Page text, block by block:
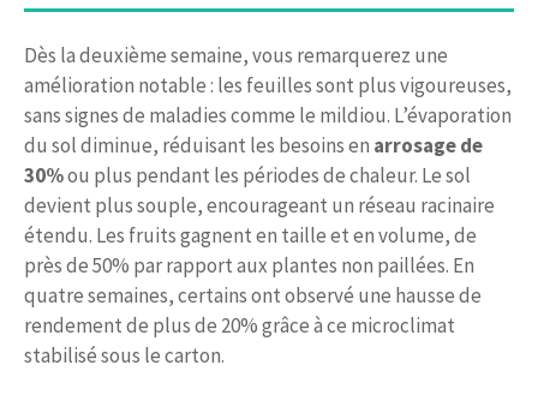
Dès la deuxième semaine, vous remarquerez une
amélioration notable : les feuilles sont plus vigoureuses,
sans signes de maladies comme le mildiou. L’évaporation
du sol diminue, réduisant les besoins en arrosage de
30%ou plus pendant les périodes de chaleur. Le sol
devient plus souple, encourageant un réseau racinaire
étendu. Les fruits gagnent en taille et en volume, de
près de 50% par rapport aux plantes non paillées. En
quatre semaines, certains ont observé une hausse de
rendement de plus de 20% grâce à ce microclimat
stabilisé sous le carton.